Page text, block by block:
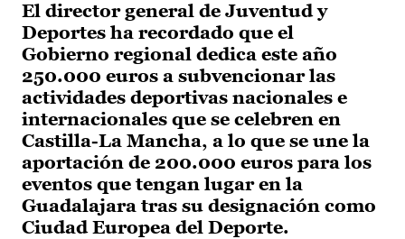
El director general de Juventud y
Deportes ha recordado que el
Gobierno regional dedica este año
250.000 euros a subvencionar las
actividades deportivas nacionales e
internacionales que se celebren en
Castilla-La Mancha, a lo que se une la
aportación de 200.000 euros para los
eventos que tengan lugar en la
Guadalajara tras su designación como
Ciudad Europea del Deporte.